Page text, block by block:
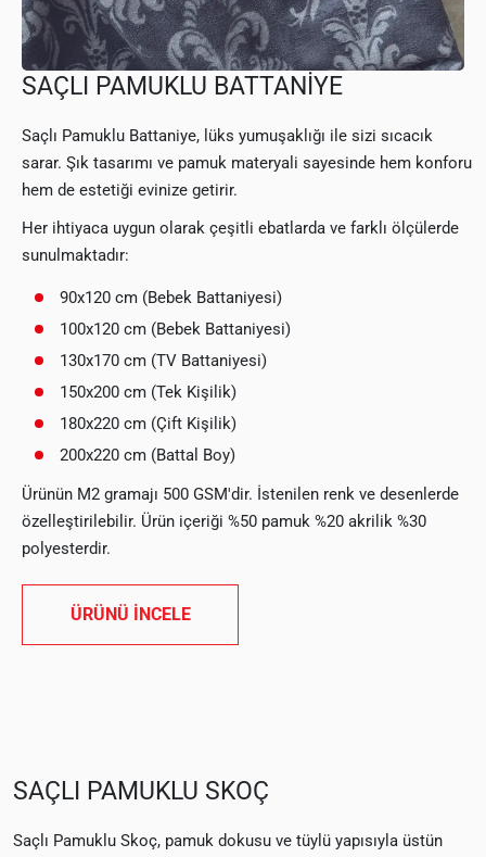
SAÇLI PAMUKLU BATTANİYE
Saçlı Pamuklu Battaniye, lüks yumuşaklığı ile sizi sıcacık
sarar. Şık tasarımı ve pamuk materyali sayesinde hem konforu
hem de estetiği evinize getirir.
Her ihtiyaca uygun olarak çeşitli ebatlarda ve farklı ölçülerde
sunulmaktadır:
90x120 cm (Bebek Battaniyesi)
100x120 cm (Bebek Battaniyesi)
130x170 cm (TV Battaniyesi)
150x200 cm (Tek Kişilik)
180x220 cm (Çift Kişilik)
200x220 cm (Battal Boy)
Ürünün M2 gramajı 500 GSM'dir. İstenilen renk ve desenlerde
özelleştirilebilir. Ürün içeriği %50 pamuk %20 akrilik %30
polyesterdir.
ÜRÜNÜ İNCELE
SAÇLI PAMUKLU SKOÇ
Saçlı Pamuklu Skoç, pamuk dokusu ve tüylü yapısıyla üstün